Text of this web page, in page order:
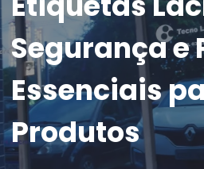
Segurança e
Essenciais
Produtos